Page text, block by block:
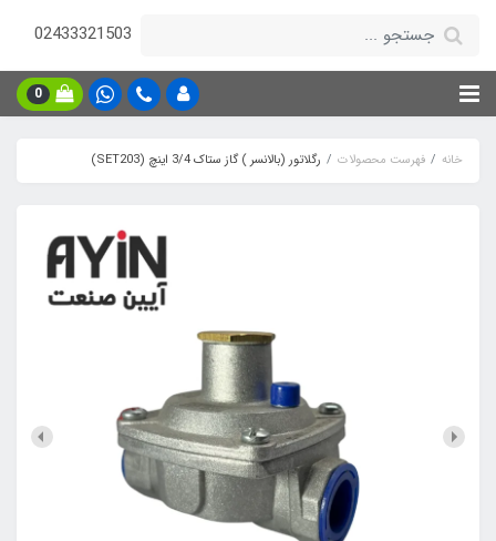
02433321503
0
خانه فهرست محصولات رگلاتور (بالانسر ) گاز ستاک 3/4 اینچ (SET203)